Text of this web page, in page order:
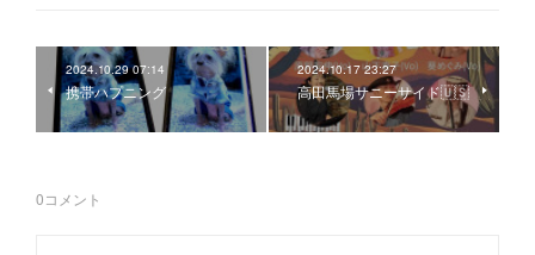
2024.10.29 07:14
携帯ハプニング
2024.10.17 23:27
高田馬場サニーサイド🇺🇸
0コメント